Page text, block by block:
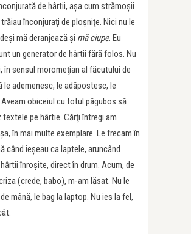
de hârtii, aşa cum strămoşii
înconjuraţi de ploşniţe. Nici nu le
mă deranjează şi mă ciupe. Eu
un generator de hârtii fără folos. Nu
în sensul moromeţian al făcutului de
le ademenesc, le adăpostesc, le
Aveam obiceiul cu totul păgubos să
pe hârtie. Cărţi întregi am
în mai multe exemplare. Le frecam în
când ieşeau ca laptele, aruncând
înroşite, direct în drum. Acum, de
(crede, babo), m-am lăsat. Nu le
mână, le bag la laptop. Nu ies la fel,